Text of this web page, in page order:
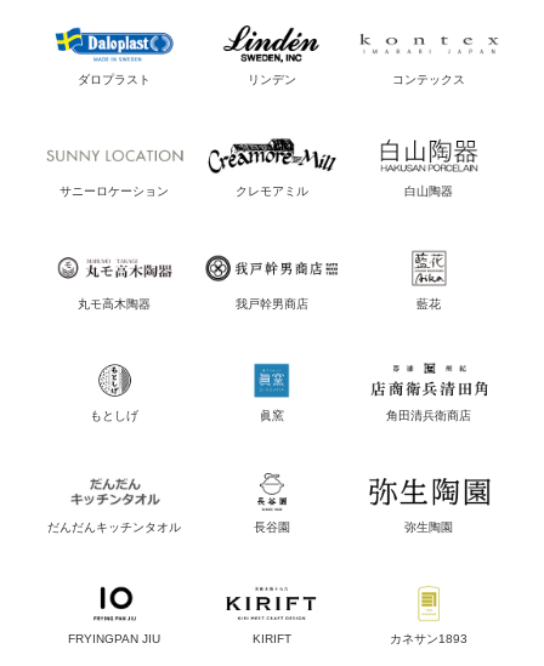
ダロプラスト リンデン コンテックス
サニーロケーション クレモアミル 白山陶器
丸モ高木陶器 我戸幹男商店 藍花
もとしげ 眞窯 角田清兵衛商店
だんだんキッチンタオル 長谷園 弥生陶園
FRYINGPAN JIU KIRIFT カネサン1893